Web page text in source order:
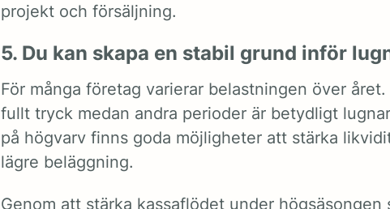
projekt och försäljning.
5. Du kan skapa en stabil grund inför
För många företag varierar belastningen över
fullt tryck medan andra perioder är betydligt
på högvarv finns goda möjligheter att stärka
lägre beläggning.
Genom att stärka kassaflödet under högsäsongen